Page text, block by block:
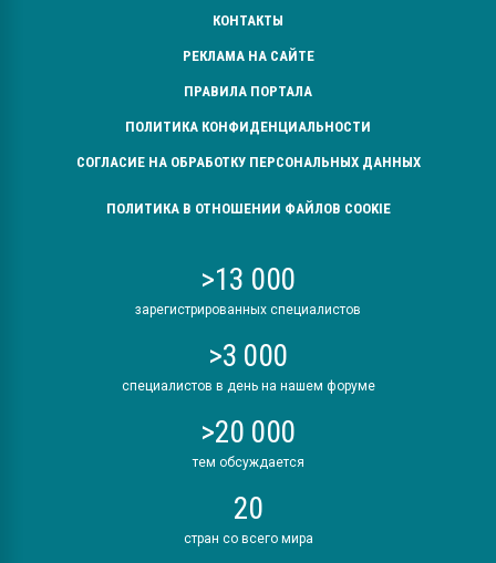
КОНТАКТЫ
РЕКЛАМА НА САЙТЕ
ПРАВИЛА ПОРТАЛА
ПОЛИТИКА КОНФИДЕНЦИАЛЬНОСТИ
СОГЛАСИЕ НА ОБРАБОТКУ ПЕРСОНАЛЬНЫХ ДАННЫХ
ПОЛИТИКА В ОТНОШЕНИИ ФАЙЛОВ COOKIE
>13 000
зарегистрированных специалистов
>3 000
специалистов в день на нашем форуме
>20 000
тем обсуждается
20
стран со всего мира